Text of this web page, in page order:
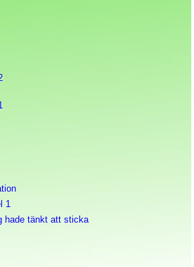
1
hade tänkt att sticka